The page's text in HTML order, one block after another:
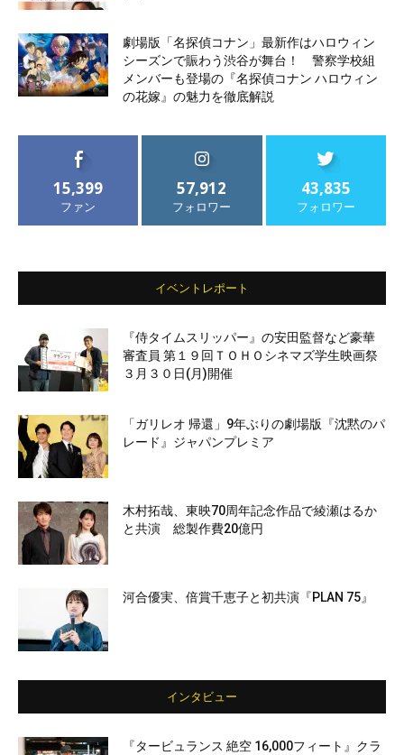
劇場版「名探偵コナン」最新作はハロウィン
シーズンで賑わう渋谷が舞台！ 警察学校組
メンバーも登場の『名探偵コナン ハロウィン
の花嫁』の魅力を徹底解説
15,399
ファン
57,912
フォロワー
43,835
フォロワー
イベントレポート
『侍タイムスリッパー』の安田監督など豪華
審査員 第１９回ＴＯＨＯシネマズ学生映画祭
３月３０日(月)開催
「ガリレオ 帰還」9年ぶりの劇場版『沈黙のパ
レード』ジャパンプレミア
木村拓哉、東映70周年記念作品で綾瀬はるか
と共演 総製作費20億円
河合優実、倍賞千恵子と初共演『PLAN 75』
インタビュー
『タービュランス 絶空 16,000フィート』クラ